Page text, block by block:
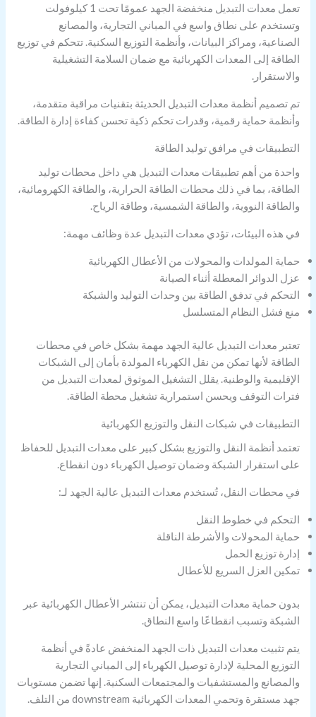
تعمل معدات التبديل منخفضة الجهد عمومًا تحت 1 كيلوفولت
وتستخدم على نطاق واسع في المباني التجارية، والمصانع
الصناعية، ومراكز البيانات، وأنظمة التوزيع السكنية. تتحكم في توزيع
الطاقة إلى المعدات الكهربائية مع ضمان السلامة التشغيلية
والاستقرار.
تم تصميم أنظمة معدات التبديل الحديثة بتقنيات مراقبة متقدمة،
وأنظمة حماية رقمية، وقدرات تحكم ذكية تحسن كفاءة إدارة الطاقة.
التطبيقات في مرافق توليد الطاقة
واحدة من أهم تطبيقات معدات التبديل هي داخل محطات توليد
الطاقة، بما في ذلك محطات الطاقة الحرارية، والطاقة الكهرومائية،
والطاقة النووية، والطاقة الشمسية، وطاقة الرياح.
في هذه البيئات، تؤدي معدات التبديل عدة وظائف مهمة:
حماية المولدات والمحولات من الأعطال الكهربائية
عزل الدوائر المعطلة أثناء الصيانة
التحكم في تدفق الطاقة بين وحدات التوليد والشبكة
منع فشل النظام المتسلسل
تعتبر معدات التبديل عالية الجهد مهمة بشكل خاص في محطات
الطاقة لأنها تمكن من نقل الكهرباء المولدة بأمان إلى الشبكات
الإقليمية والوطنية. يقلل التشغيل الموثوق لمعدات التبديل من
فترات التوقف ويحسن استمرارية تشغيل محطة الطاقة.
التطبيقات في شبكات النقل والتوزيع الكهربائية
تعتمد أنظمة النقل والتوزيع بشكل كبير على معدات التبديل للحفاظ
على استقرار الشبكة وضمان توصيل الكهرباء دون انقطاع.
في محطات النقل، تُستخدم معدات التبديل عالية الجهد لـ:
التحكم في خطوط النقل
حماية المحولات والأشرطة الناقلة
إدارة توزيع الحمل
تمكين العزل السريع للأعطال
بدون حماية معدات التبديل، يمكن أن تنتشر الأعطال الكهربائية عبر
الشبكة وتسبب انقطاعًا واسع النطاق.
يتم تثبيت معدات التبديل ذات الجهد المنخفض عادةً في أنظمة
التوزيع المحلية لإدارة توصيل الكهرباء إلى المباني التجارية
والمصانع والمستشفيات والمجتمعات السكنية. إنها تضمن مستويات
جهد مستقرة وتحمي المعدات الكهربائية downstream من التلف.